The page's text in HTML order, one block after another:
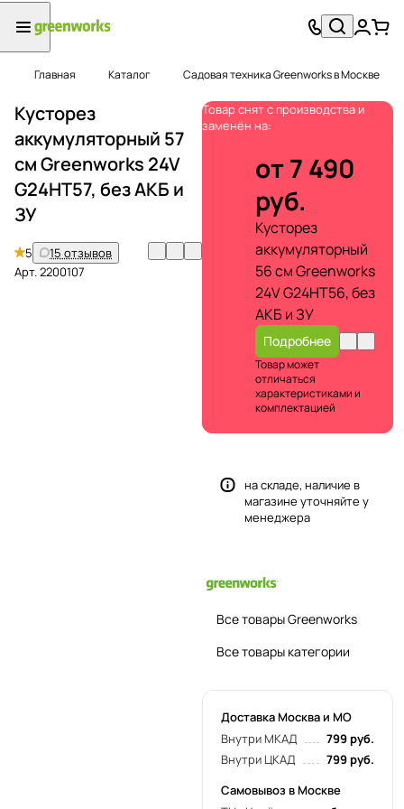
Главная Каталог Садовая техника Greenworks в Москве
Кусторез
аккумуляторный 57
см Greenworks 24V
G24HT57, без АКБ и
ЗУ
5
15 отзывов
Арт.2200107
Товар снят с производства и
заменён на:
от 7 490
руб.
Кусторез
аккумуляторный
56 см Greenworks
24V G24HT56, без
АКБ и ЗУ
Подробнее
Товар может
отличаться
характеристиками и
комплектацией
на складе, наличие в
магазине уточняйте у
менеджера
Все товары Greenworks
Все товары категории
Доставка Москва и МО
Внутри МКАД
799 руб.
Внутри ЦКАД
799 руб.
Самовывоз в Москве